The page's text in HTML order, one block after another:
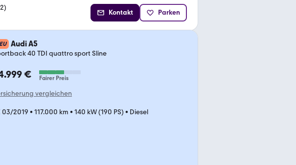
)
Kontakt Parken
Audi A5
40 TDI quattro sport Sline
€ Fairer Preis
vergleichen
03/2019 • 117.000 km • 140 kW (190 PS) • Diesel